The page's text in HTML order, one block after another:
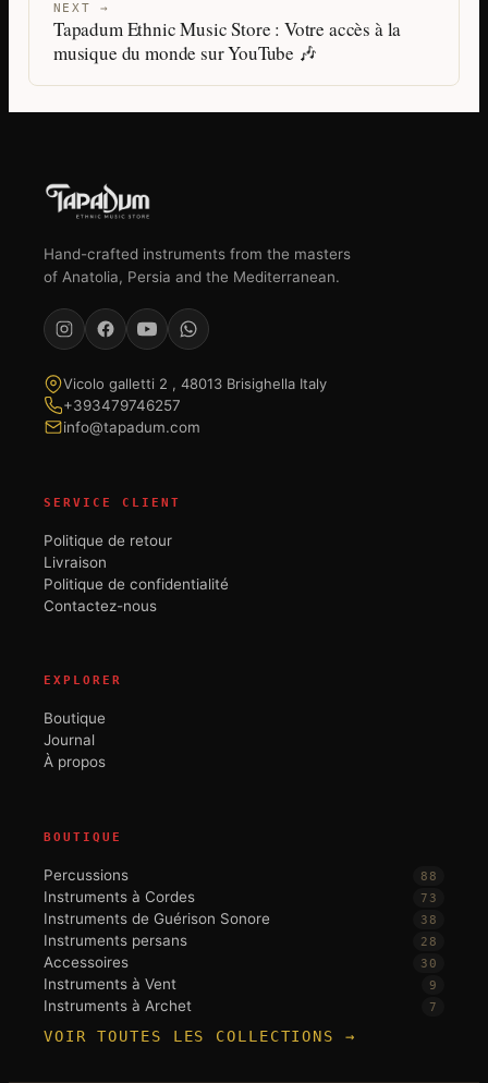
NEXT →
Tapadum Ethnic Music Store : Votre accès à la
musique du monde sur YouTube 🎶
Hand-crafted instruments from the masters
of Anatolia, Persia and the Mediterranean.
Vicolo galletti 2 , 48013 Brisighella Italy
+393479746257
info@tapadum.com
SERVICE CLIENT
Politique de retour
Livraison
Politique de confidentialité
Contactez-nous
EXPLORER
Boutique
Journal
À propos
BOUTIQUE
Percussions 88
Instruments à Cordes 73
Instruments de Guérison Sonore 38
Instruments persans 28
Accessoires 30
Instruments à Vent 9
Instruments à Archet 7
VOIR TOUTES LES COLLECTIONS →